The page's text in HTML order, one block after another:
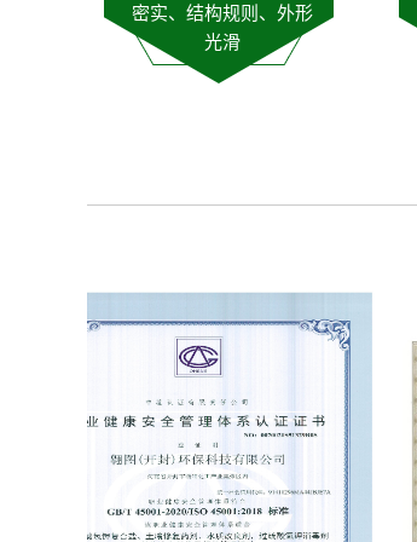
密实、结构规则、外形
光滑